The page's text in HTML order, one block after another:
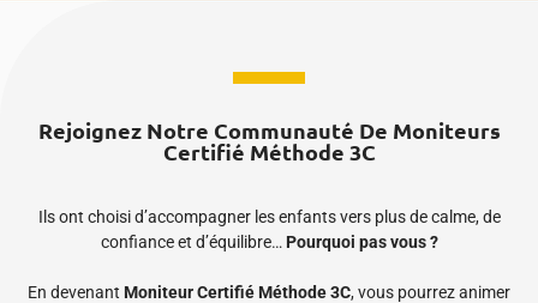
Rejoignez Notre Communauté De Moniteurs
Certifié Méthode 3C
Ils ont choisi d’accompagner les enfants vers plus de calme, de
confiance et d’équilibre… Pourquoi pas vous ?
En devenant Moniteur Certifié Méthode 3C, vous pourrez animer